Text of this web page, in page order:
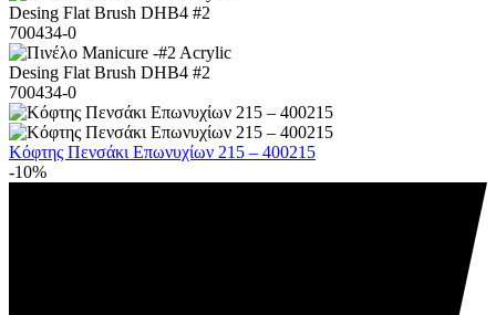
Κόφτης Πενσάκι Επωνυχίων 215 – 400215
-10%